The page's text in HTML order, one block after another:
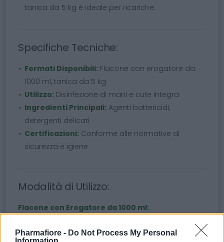
Pharmafiore - Do Not Process My Personal
tanica da 5 kg è ideale per ricariche.
Specifiche Tecniche:
Formati Disponibili: Flacone con erogatore da
1000 ml, tanica da 5 kg
Utilizzo: Disinfezione di mani e cute integra
Ingredienti Principali: Agenti battericidi,
detergenti delicati
Certificazioni: Conforme alle normative di
sicurezza e igiene
Modalità di Utilizzo:
Flacone con Erogatore da 1000 ml:
adeguata di sapone sulle mani bagnate.